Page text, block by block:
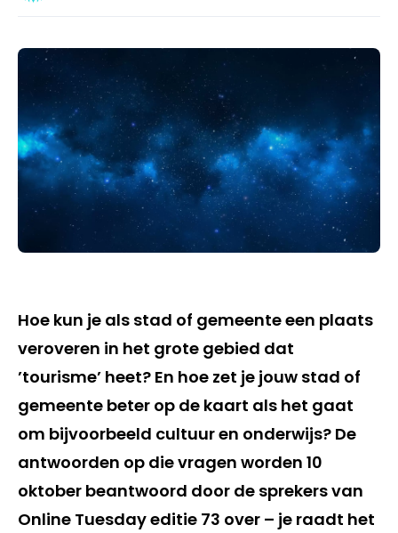
Hoe kun je als stad of gemeente een plaats
veroveren in het grote gebied dat
’tourisme’ heet? En hoe zet je jouw stad of
gemeente beter op de kaart als het gaat
om bijvoorbeeld cultuur en onderwijs? De
antwoorden op die vragen worden 10
oktober beantwoord door de sprekers van
Online Tuesday editie 73 over – je raadt het